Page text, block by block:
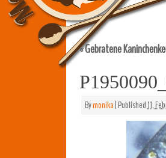
«Gebratene
Bymonika|Published11.